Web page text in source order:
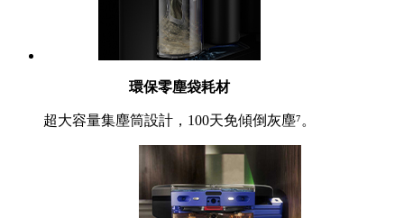
環保零塵袋耗材
超大容量集塵筒設計，100天免傾倒灰塵⁷。